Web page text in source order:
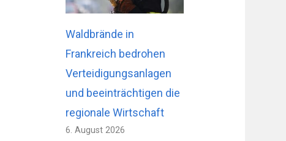
Waldbrände in
Frankreich bedrohen
Verteidigungsanlagen
und beeinträchtigen die
regionale Wirtschaft
6. August 2026